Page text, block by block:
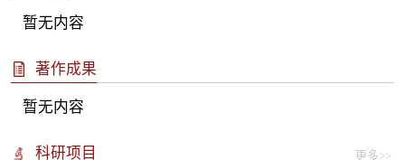
暂无内容
著作成果
暂无内容
科研项目 更多>>